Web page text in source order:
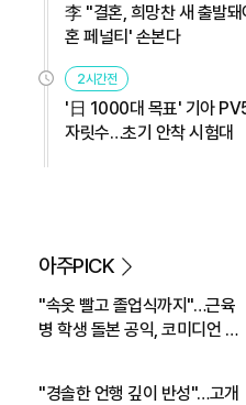
李 "결혼, 희망찬 새 출발
혼 페널티' 손본다
2시간전
'日 1000대 목표' 기아
자릿수…초기 안착 시험대
아주PICK
"속옷 빨고 졸업식까지"…근육
병 학생 돌본 공익, 코미디언 김
"경솔한 언행 깊이 반성"…고개